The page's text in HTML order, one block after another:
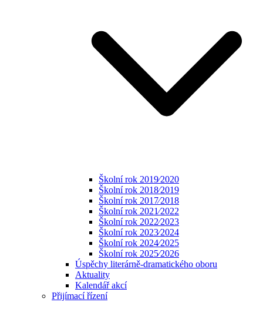
Školní rok 2019⁄2020
Školní rok 2018⁄2019
Školní rok 2017⁄2018
Školní rok 2021⁄2022
Školní rok 2022⁄2023
Školní rok 2023⁄2024
Školní rok 2024⁄2025
Školní rok 2025⁄2026
Úspěchy literárně-dramatického oboru
Aktuality
Kalendář akcí
Přijímací řízení